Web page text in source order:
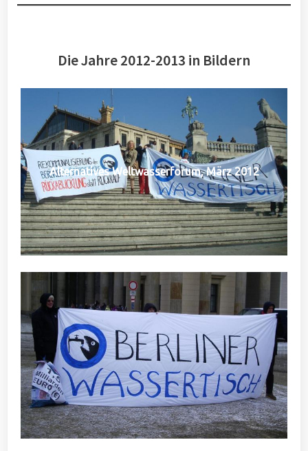
Die Jahre 2012-2013 in Bildern
Alternatives Weltwasserforum, März 2012